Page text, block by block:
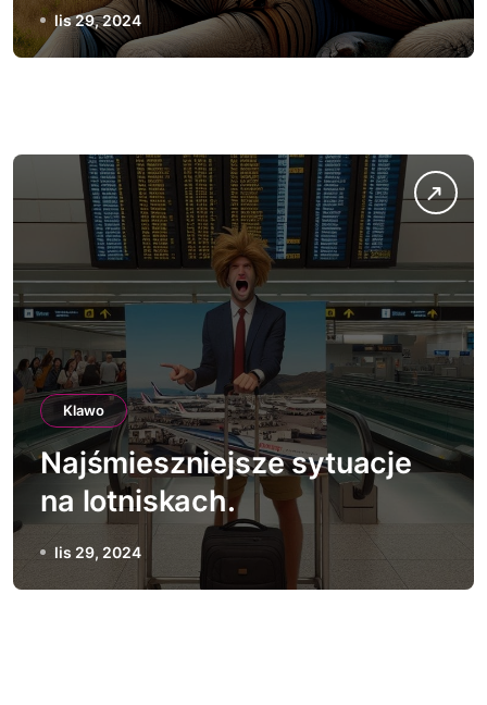
lis 29, 2024
Klawo
Najśmieszniejsze sytuacje
na lotniskach.
lis 29, 2024